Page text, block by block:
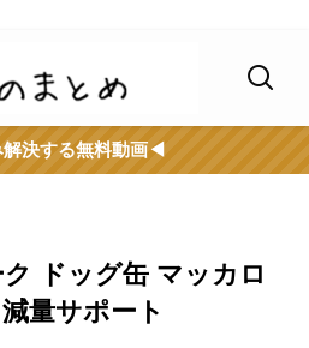
決する無料動画◀︎
ドッグ缶 マッカロ
量サポート